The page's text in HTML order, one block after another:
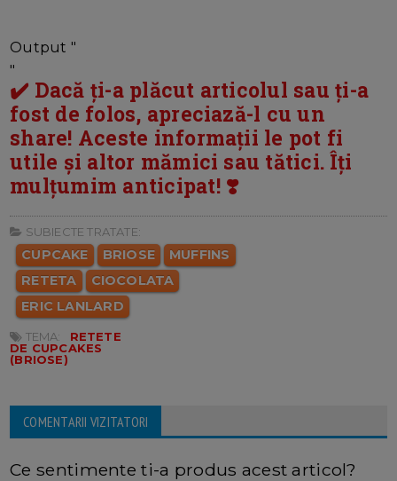
Output "
"
✔️ Dacă ți-a plăcut articolul sau ți-a
fost de folos, apreciază-l cu un
share! Aceste informații le pot fi
utile și altor mămici sau tătici. Îți
mulțumim anticipat! ❣️
SUBIECTE TRATATE:
CUPCAKE BRIOSE
MUFFINS
RETETA
CIOCOLATA
ERIC LANLARD
TEMA:
RETETE
DE CUPCAKES
(BRIOSE)
COMENTARII VIZITATORI
Ce sentimente ti-a produs acest articol?